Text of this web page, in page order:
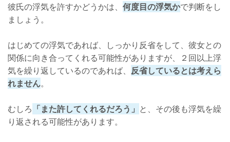
彼氏の浮気を許すかどうかは、 何度目の浮気かで判断をし
ましょう。
はじめての浮気であれば、しっかり反省をして、彼女との
関係に向き合ってくれる可能性がありますが、２回以上浮
気を繰り返しているのであれば、 反省しているとは考えら
れません。
むしろ 「また許してくれるだろう」 と、その後も浮気を繰
り返される可能性があります。